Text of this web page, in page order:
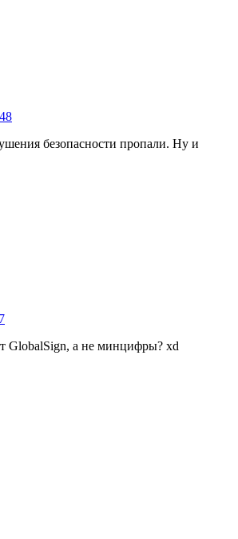
безопасности пропали. Ну и
GlobalSign, а не минцифры? xd